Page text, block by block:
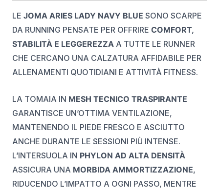
LE JOMA ARIES LADY NAVY BLUE SONO SCARPE
DA RUNNING PENSATE PER OFFRIRE COMFORT,
STABILITÀ E LEGGEREZZAA TUTTE LE RUNNER
CHE CERCANO UNA CALZATURA AFFIDABILE PER
ALLENAMENTI QUOTIDIANI E ATTIVITÀ FITNESS.
LA TOMAIA IN MESH TECNICO TRASPIRANTE
GARANTISCE UN’OTTIMA VENTILAZIONE,
MANTENENDO IL PIEDE FRESCO E ASCIUTTO
ANCHE DURANTE LE SESSIONI PIÙ INTENSE.
L’INTERSUOLA IN PHYLON AD ALTA DENSITÀ
ASSICURA UNA MORBIDA AMMORTIZZAZIONE,
RIDUCENDO L’IMPATTO A OGNI PASSO, MENTRE